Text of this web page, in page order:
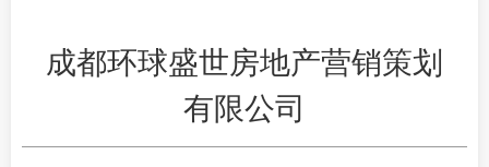
成都环球盛世房地产营销策划
有限公司